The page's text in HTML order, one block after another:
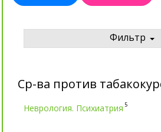
Фильтр
Ср-ва против
Неврология. Психиатрия 5